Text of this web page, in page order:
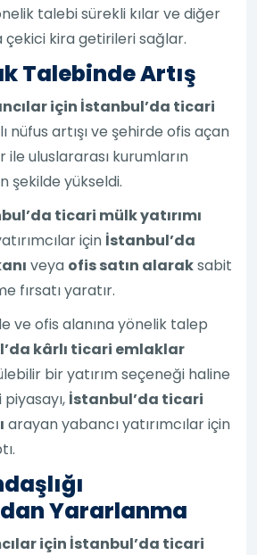
talebi sürekli kılar ve diğer
çekici kira getirileri sağlar.
Talebinde Artış
için İstanbul’da ticari
nüfus artışı ve şehirde ofis açan
ile uluslararası kurumların
şekilde yükseldi.
ticari mülk yatırımı
için İstanbul’da
veya ofis satın alaraksabit
fırsatı yaratır.
ve ofis alanına yönelik talep
kârlı ticari emlaklar
bir yatırım seçeneği haline
İstanbul’da ticari
arayan yabancı yatırımcılar için
Yararlanma
için İstanbul’da ticari